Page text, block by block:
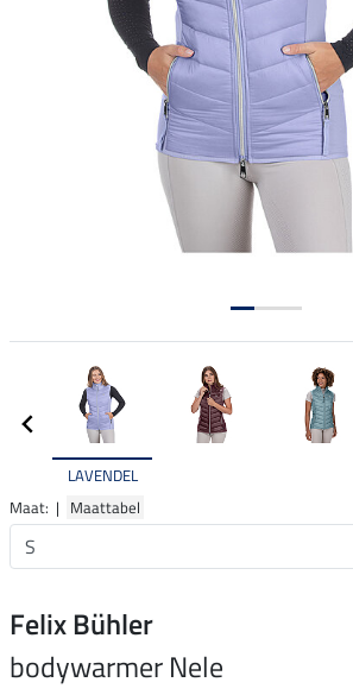
LAVENDEL
Maat: | Maattabel
Felix Bühler
bodywarmer Nele